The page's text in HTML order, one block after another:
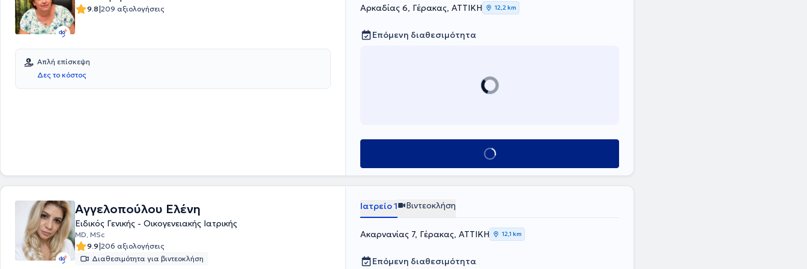
σακχαρώδους διαβήτη.
9.8|209 αξιολογήσεις
Απλή επίσκεψη
Δες το κόστος
Αρκαδίας 6, Γέρακας, ΑΤΤΙΚΗ 12,2 km
Επόμενη διαθεσιμότητα
Κλείσε ραντεβού
Αγγελοπούλου Ελένη
Ειδικός Γενικής - Οικογενειακής Ιατρικής
MD, MSc
9.9|206 αξιολογήσεις
Διαθεσιμότητα για βιντεοκλήση
Ιατρείο 1 Βιντεοκλήση
Ακαρνανίας 7, Γέρακας, ΑΤΤΙΚΗ 12,1 km
Επόμενη διαθεσιμότητα